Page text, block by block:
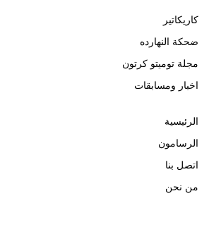
كاريكاتير
ضحكة النهارده
مجلة توميتو كرتون
اخبار ومسابقات
الرئيسية
الرسامون
اتصل بنا
من نحن